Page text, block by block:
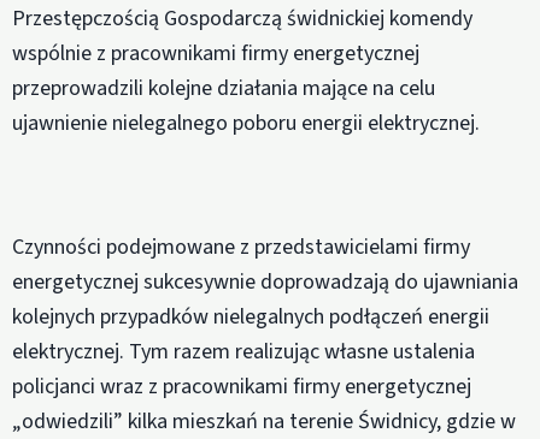
Przestępczością Gospodarczą świdnickiej komendy
wspólnie z pracownikami firmy energetycznej
przeprowadzili kolejne działania mające na celu
ujawnienie nielegalnego poboru energii elektrycznej.
Czynności podejmowane z przedstawicielami firmy
energetycznej sukcesywnie doprowadzają do ujawniania
kolejnych przypadków nielegalnych podłączeń energii
elektrycznej. Tym razem realizując własne ustalenia
policjanci wraz z pracownikami firmy energetycznej
„odwiedzili” kilka mieszkań na terenie Świdnicy, gdzie w